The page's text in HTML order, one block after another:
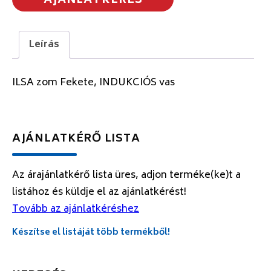
Leírás
ILSA zom Fekete, INDUKCIÓS vas
AJÁNLATKÉRŐ LISTA
Az árajánlatkérő lista üres, adjon terméke(ke)t a
listához és küldje el az ajánlatkérést!
Tovább az ajánlatkéréshez
Készítse el listáját több termékből!